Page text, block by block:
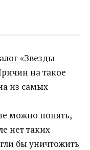
«Звезды
на такое
из самых
можно понять,
нет таких
бы уничтожить